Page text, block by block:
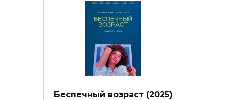
Беспечный возраст (2025)